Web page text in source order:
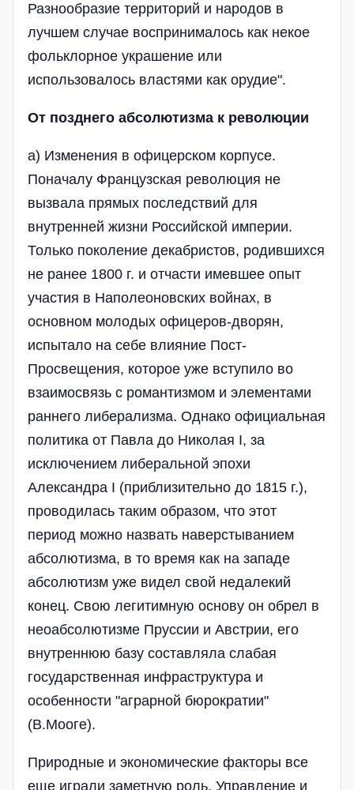
Разнообразие территорий и народов в
лучшем случае воспринималось как некое
фольклорное украшение или
использовалось властями как орудие".
От позднего абсолютизма к революции
а) Изменения в офицерском корпусе.
Поначалу Французская революция не
вызвала прямых последствий для
внутренней жизни Российской империи.
Только поколение декабристов, родившихся
не ранее 1800 г. и отчасти имевшее опыт
участия в Наполеоновских войнах, в
основном молодых офицеров-дворян,
испытало на себе влияние Пост-
Просвещения, которое уже вступило во
взаимосвязь с романтизмом и элементами
раннего либерализма. Однако официальная
политика от Павла до Николая I, за
исключением либеральной эпохи
Александра I (приблизительно до 1815 г.),
проводилась таким образом, что этот
период можно назвать наверстыванием
абсолютизма, в то время как на западе
абсолютизм уже видел свой недалекий
конец. Свою легитимную основу он обрел в
неоабсолютизме Пруссии и Австрии, его
внутреннюю базу составляла слабая
государственная инфраструктура и
особенности "аграрной бюрократии"
(В.Мооге).
Природные и экономические факторы все
еще играли заметную роль. Управление и